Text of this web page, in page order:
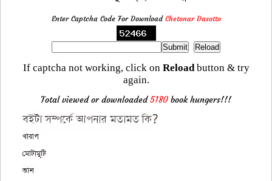
Enter Captcha Code For Download Chetonar Dasotto
If captcha not working, click on Reloadbutton & try
again.
Total viewed or downloaded5180 book hungers!!!